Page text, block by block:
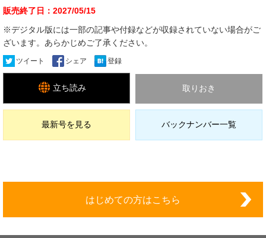
販売終了日： 2027/05/15
※デジタル版には一部の記事や付録などが収録されていない場合がご
ざいます。あらかじめご了承ください。
ツイート シェア 登録
立ち読み 取りおき
最新号を見る バックナンバー一覧
はじめての方はこちら